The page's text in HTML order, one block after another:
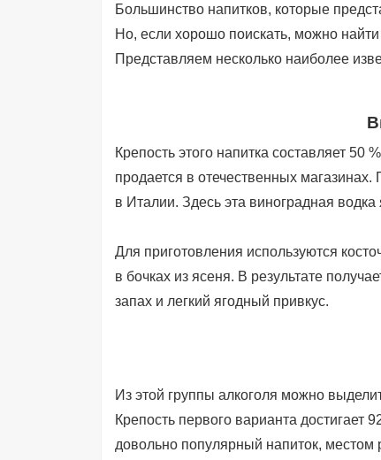
Большинство напитков, которые
Но, если хорошо поискать, можно
Представляем несколько наиболее
Крепость этого напитка составляет 50
продается в отечественных
в Италии. Здесь эта виноградная
Для приготовления используются
в бочках из ясеня. В результате
запах и легкий ягодный привкус.
Из этой группы алкоголя можно
Крепость первого варианта достигает
довольно популярный напиток,